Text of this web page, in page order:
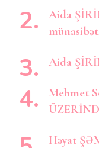
Aida
Aida
Mehmet
Həyat